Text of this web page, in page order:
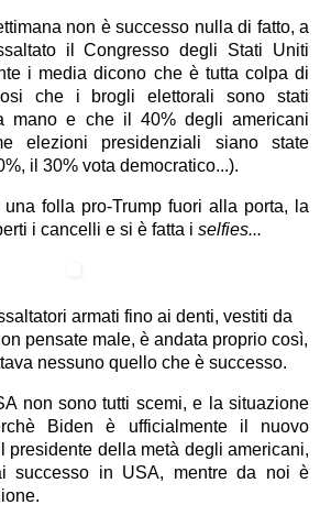
non è successo nulla di fatto, a
il Congresso degli Stati Uniti
i media dicono che è tutta colpa di
che i brogli elettorali sono stati
mano e che il 40% degli americani
elezioni presidenziali siano state
il 30% vota democratico...).
folla pro-Trump fuori alla porta, la
i cancelli e si è fatta i selfies...
armati fino ai denti, vestiti da
pensate male, è andata proprio così,
nessuno quello che è successo.
non sono tutti scemi, e la situazione
Biden è ufficialmente il nuovo
presidente della metà degli americani,
successo in USA, mentre da noi è